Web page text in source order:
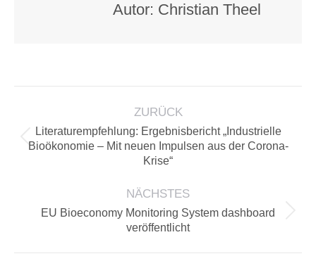
Autor: Christian Theel
KOMMENTARNAVIGATION
ZURÜCK
Vorheriger
Beitrag:
Literaturempfehlung: Ergebnisbericht „Industrielle
Bioökonomie – Mit neuen Impulsen aus der Corona-
Krise“
NÄCHSTES
Nächster
EU Bioeconomy Monitoring System dashboard
veröffentlicht